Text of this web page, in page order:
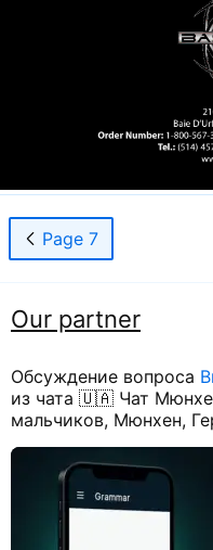
Page 7
Our partner
Обсуждение вопроса
из чата 🇺🇦 Чат
мальчиков, Мюнхен,